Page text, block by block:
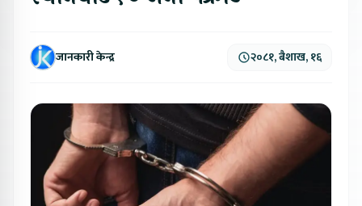
जानकारी केन्द्र २०८१, बैशाख, १६